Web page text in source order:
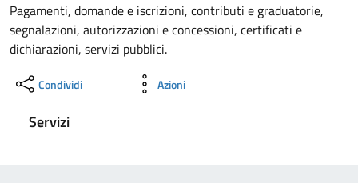
Pagamenti, domande e iscrizioni, contributi e graduatorie,
segnalazioni, autorizzazioni e concessioni, certificati e
dichiarazioni, servizi pubblici.
Condividi Azioni
Servizi